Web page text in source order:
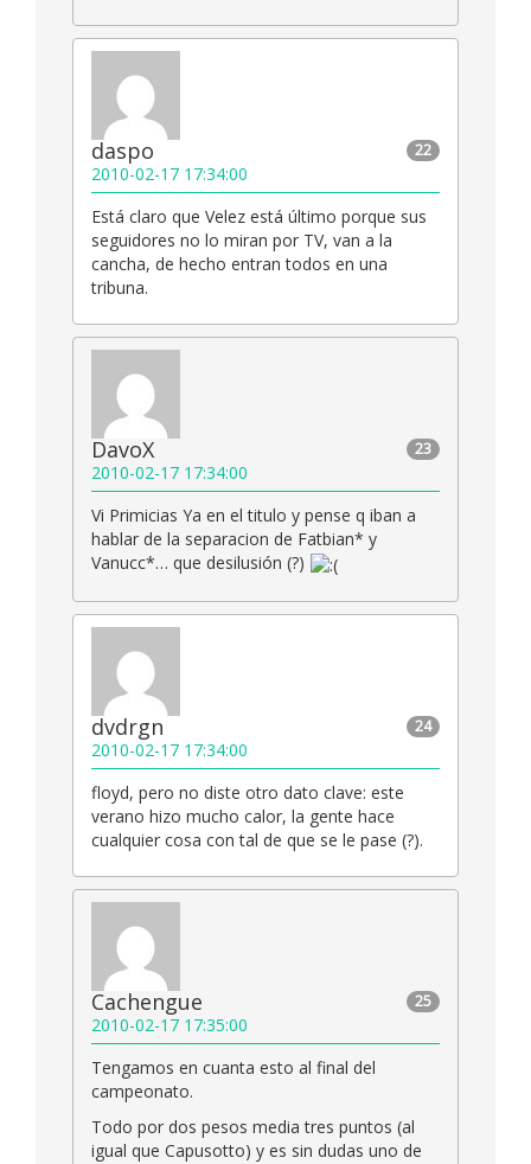
22
daspo
2010-02-17 17:34:00
Está claro que Velez está último porque sus
seguidores no lo miran por TV, van a la
cancha, de hecho entran todos en una
tribuna.
23
DavoX
2010-02-17 17:34:00
Vi Primicias Ya en el titulo y pense q iban a
hablar de la separacion de Fatbian* y
Vanucc*… que desilusión (?)
24
dvdrgn
2010-02-17 17:34:00
floyd, pero no diste otro dato clave: este
verano hizo mucho calor, la gente hace
cualquier cosa con tal de que se le pase (?).
25
Cachengue
2010-02-17 17:35:00
Tengamos en cuanta esto al final del
campeonato.
Todo por dos pesos media tres puntos (al
igual que Capusotto) y es sin dudas uno de